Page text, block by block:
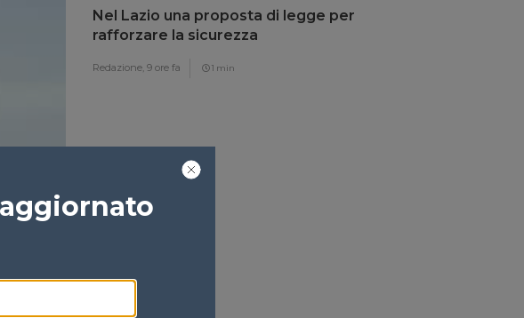
Nel Lazio una proposta di legge per
rafforzare la sicurezza
Redazione, 9 ore fa 1 min